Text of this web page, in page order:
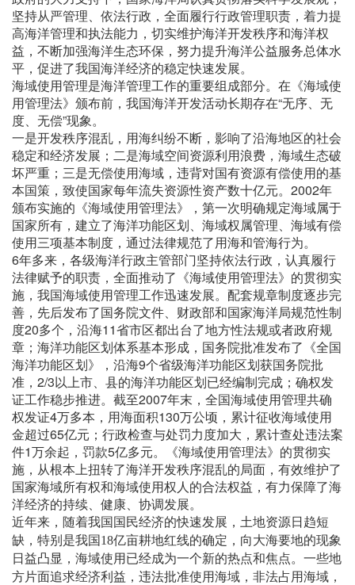
坚持从严管理、依法行政，全面履行行政管理职责，着力提
高海洋管理和执法能力，切实维护海洋开发秩序和海洋权
益，不断加强海洋生态环保，努力提升海洋公益服务总体水
平，促进了我国海洋经济的稳定快速发展。
海域使用管理是海洋管理工作的重要组成部分。在《海域使
用管理法》颁布前，我国海洋开发活动长期存在“无序、无
度、无偿”现象。
一是开发秩序混乱，用海纠纷不断，影响了沿海地区的社会
稳定和经济发展；二是海域空间资源利用浪费，海域生态破
坏严重；三是无偿使用海域，违背对国有资源有偿使用的基
本国策，致使国家每年流失资源性资产数十亿元。2002年
颁布实施的《海域使用管理法》，第一次明确规定海域属于
国家所有，建立了海洋功能区划、海域权属管理、海域有偿
使用三项基本制度，通过法律规范了用海和管海行为。
6年多来，各级海洋行政主管部门坚持依法行政，认真履行
法律赋予的职责，全面推动了《海域使用管理法》的贯彻实
施，我国海域使用管理工作迅速发展。配套规章制度逐步完
善，先后发布了国务院文件、财政部和国家海洋局规范性制
度20多个，沿海11省市区都出台了地方性法规或者政府规
章；海洋功能区划体系基本形成，国务院批准发布了《全国
海洋功能区划》，沿海9个省级海洋功能区划获国务院批
准，2/3以上市、县的海洋功能区划已经编制完成；确权发
证工作稳步推进。截至2007年末，全国海域使用管理共确
权发证4万多本，用海面积130万公顷，累计征收海域使用
金超过65亿元；行政检查与处罚力度加大，累计查处违法案
件1万余起，罚款5亿多元。《海域使用管理法》的贯彻实
施，从根本上扭转了海洋开发秩序混乱的局面，有效维护了
国家海域所有权和海域使用权人的合法权益，有力保障了海
洋经济的持续、健康、协调发展。
近年来，随着我国国民经济的快速发展，土地资源日趋短
缺，特别是我国18亿亩耕地红线的确定，向大海要地的现象
日益凸显，海域使用已经成为一个新的热点和焦点。一些地
方片面追求经济利益，违法批准使用海域，非法占用海域，